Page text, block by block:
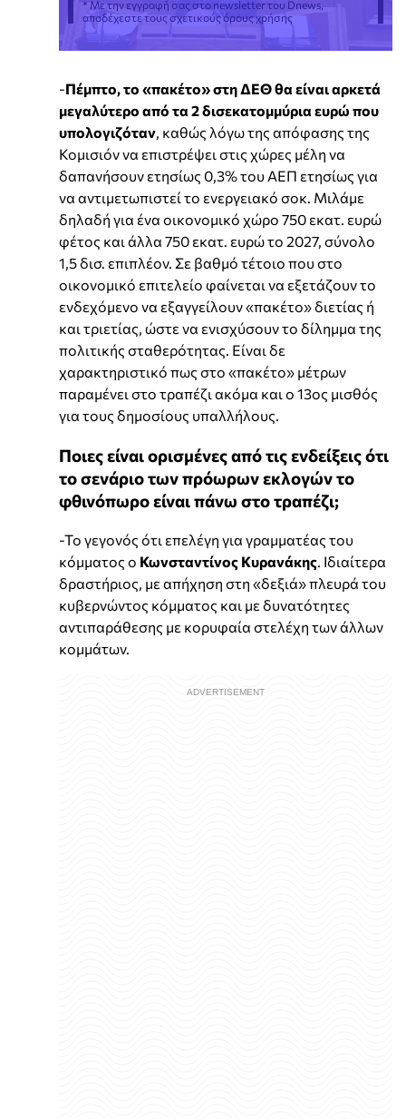
* Με την εγγραφή σας στο newsletter του Dnews,
αποδέχεστε τους σχετικούς όρους χρήσης
-Πέμπτο, το «πακέτο» στη ΔΕΘ θα είναι αρκετά
μεγαλύτερο από τα 2 δισεκατομμύρια ευρώ που
υπολογιζόταν, καθώς λόγω της απόφασης της
Κομισιόν να επιστρέψει στις χώρες μέλη να
δαπανήσουν ετησίως 0,3% του ΑΕΠ ετησίως για
να αντιμετωπιστεί το ενεργειακό σοκ. Μιλάμε
δηλαδή για ένα οικονομικό χώρο 750 εκατ. ευρώ
φέτος και άλλα 750 εκατ. ευρώ το 2027, σύνολο
1,5 δισ. επιπλέον. Σε βαθμό τέτοιο που στο
οικονομικό επιτελείο φαίνεται να εξετάζουν το
ενδεχόμενο να εξαγγείλουν «πακέτο» διετίας ή
και τριετίας, ώστε να ενισχύσουν το δίλημμα της
πολιτικής σταθερότητας. Είναι δε
χαρακτηριστικό πως στο «πακέτο» μέτρων
παραμένει στο τραπέζι ακόμα και ο 13ος μισθός
για τους δημοσίους υπαλλήλους.
Ποιες είναι ορισμένες από τις ενδείξεις ότι
το σενάριο των πρόωρων εκλογών το
φθινόπωρο είναι πάνω στο τραπέζι;
-Το γεγονός ότι επελέγη για γραμματέας του
κόμματος ο Κωνσταντίνος Κυρανάκης . Ιδιαίτερα
δραστήριος, με απήχηση στη «δεξιά» πλευρά του
κυβερνώντος κόμματος και με δυνατότητες
αντιπαράθεσης με κορυφαία στελέχη των άλλων
κομμάτων.